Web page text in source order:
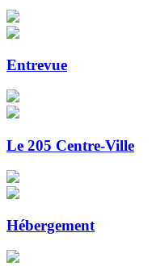
Entrevue
Le 205 Centre-Ville
Hébergement